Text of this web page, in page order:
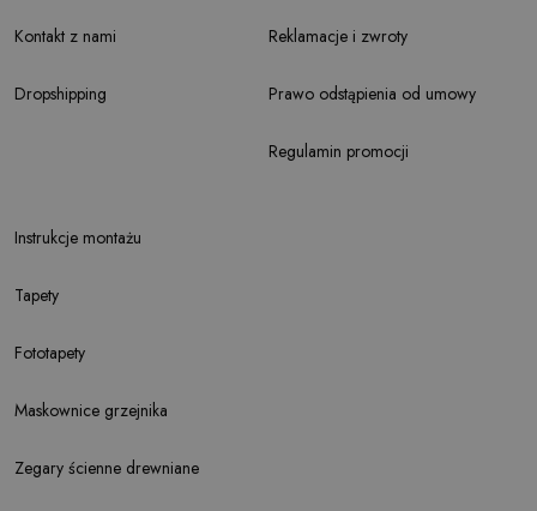
Kontakt z nami
Dropshipping
Instrukcje montażu
Tapety
Fototapety
Maskownice grzejnika
Zegary ścienne drewniane
Reklamacje i zwroty
Prawo odstąpienia od umowy
Regulamin promocji